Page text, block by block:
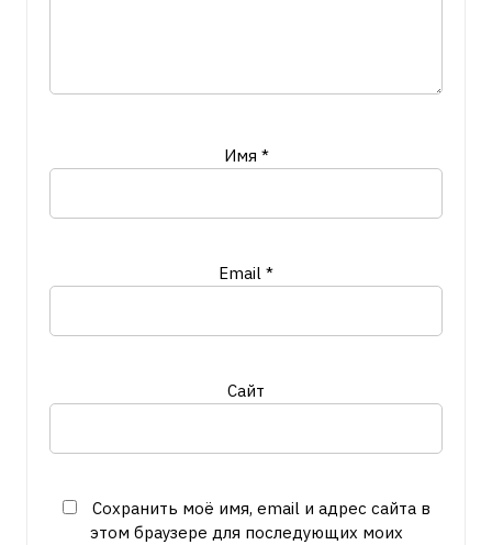
Имя *
Email *
Сайт
Сохранить моё имя, email и адрес сайта в
этом браузере для последующих моих